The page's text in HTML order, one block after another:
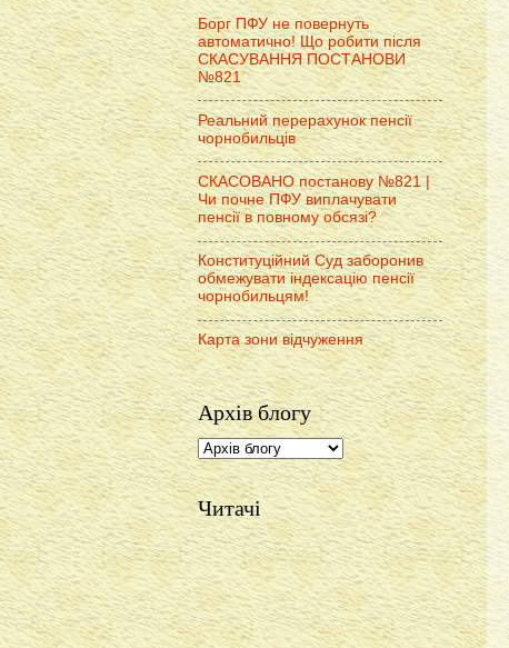
Борг ПФУ не повернуть
автоматично! Що робити після
СКАСУВАННЯ ПОСТАНОВИ
№821
Реальний перерахунок пенсії
чорнобильців
СКАСОВАНО постанову №821 |
Чи почне ПФУ виплачувати
пенсії в повному обсязі?
Конституційний Суд заборонив
обмежувати індексацію пенсії
чорнобильцям!
Карта зони відчуження
Архів блогу
Читачі